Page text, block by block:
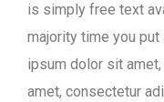
is simply free text
majority time you
ipsum dolor sit
amet, consectetur